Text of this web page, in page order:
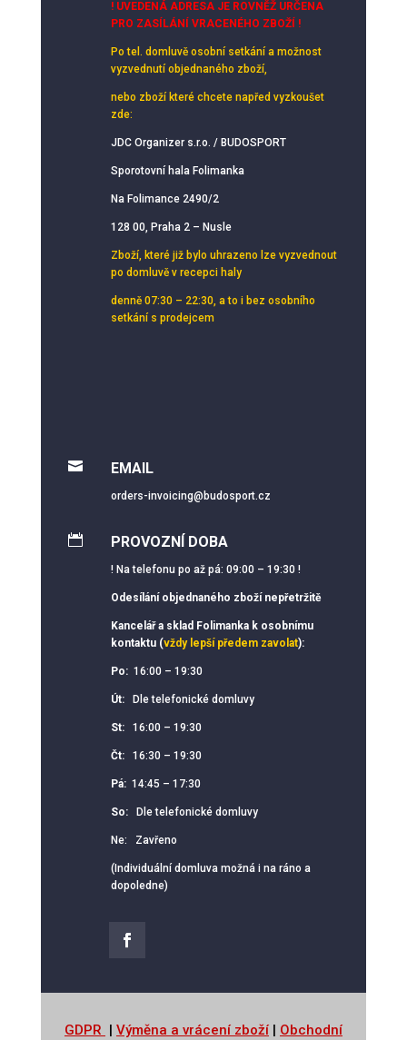
! UVEDENÁ ADRESA JE ROVNĚŽ URČENA
PRO ZASÍLÁNÍ VRACENÉHO ZBOŽÍ !
Po tel. domluvě osobní setkánía možnost
vyzvednutí objednaného zboží,
nebo zboží které chcete napřed vyzkoušet
zde:
JDC Organizer s.r.o. / BUDOSPORT
Sporotovní hala Folimanka
Na Folimance 2490/2
128 00, Praha 2 – Nusle
Zboží, které již bylo uhrazeno lze vyzvednout
po domluvě v recepci haly
denně 07:30 – 22:30, a to i bez osobního
setkání s prodejcem
 EMAIL
orders-invoicing@budosport.cz
 PROVOZNÍ DOBA
! Na telefonu po až pá: 09:00 – 19:30 !
Odesílání objednaného zboží nepřetržitě
Kancelář a sklad Folimanka k osobnímu
kontaktu (vždy lepší předem zavolat):
Po: 16:00 – 19:30
Út:Dle telefonické domluvy
St: 16:00 – 19:30
Čt: 16:30 – 19:30
Pá:14:45 – 17:30
So: Dle telefonické domluvy
Ne: Zavřeno
(Individuální domluva možná i na ráno a
dopoledne)
GDPR | Výměna a vrácení zboží| Obchodní